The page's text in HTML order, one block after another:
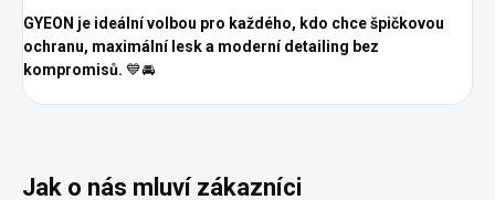
GYEON je ideální volbou pro každého, kdo chce špičkovou
ochranu, maximální lesk a moderní detailing bez
kompromisů. 💙🚘